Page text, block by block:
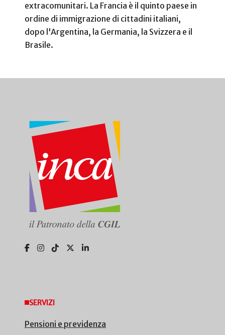
extracomunitari. La Francia è il quinto paese in
ordine di immigrazione di cittadini italiani,
dopo l'Argentina, la Germania, la Svizzera e il
Brasile.
SERVIZI
Pensioni e previdenza